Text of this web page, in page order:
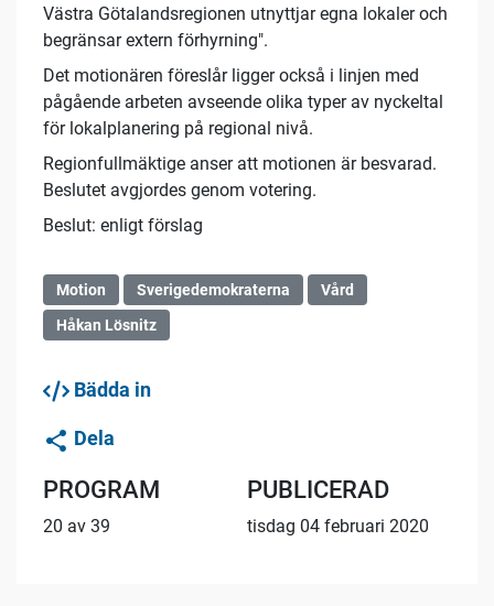
Västra Götalandsregionen utnyttjar egna lokaler och
begränsar extern förhyrning".
Det motionären föreslår ligger också i linjen med
pågående arbeten avseende olika typer av nyckeltal
för lokalplanering på regional nivå.
Regionfullmäktige anser att motionen är besvarad.
Beslutet avgjordes genom votering.
Beslut: enligt förslag
Motion Sverigedemokraterna
Vård
Håkan Lösnitz
Bädda in
Dela
PROGRAM
20 av 39
PUBLICERAD
tisdag 04 februari 2020